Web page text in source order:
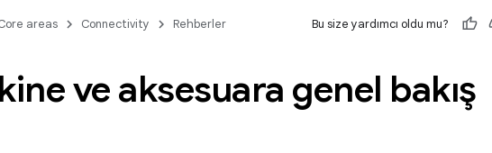
areas Connectivity Rehberler Bu size yardımcı oldu mu?
ve aksesuara genel bakış